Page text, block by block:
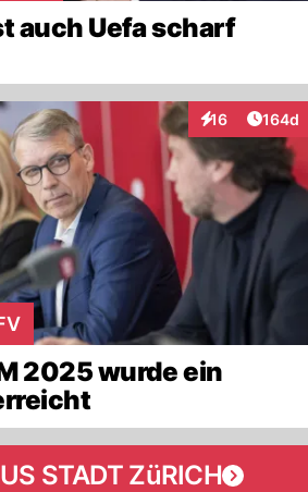
auch Uefa scharf
16
Interaktionen
164d
2025 wurde ein
STADT ZüRICH